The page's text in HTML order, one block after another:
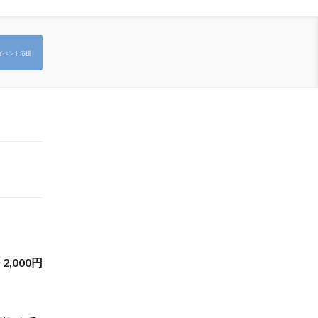
ベント応援
2,000円